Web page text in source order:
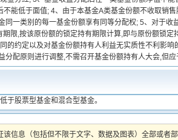
能低于面值; 4、由于本基金A类基金份额不收取销
一类别的每一基金份额享有同等分配权; 5、对于收
限,按该原份额的锁定持有期限计算,即与原份额锁定
的约定以及对基金份额持有人利益无实质性不利影
配原则进行调整,不需召开基金份额持有人大会,但应
于股票型基金和混合型基金。
信息（包括但不限于文字、数据及图表）全部或者